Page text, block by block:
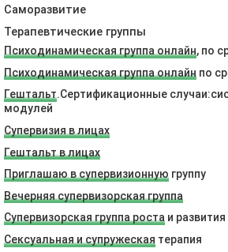
Саморазвитие
Терапевтические группы
Психодинамическая группа онлайн, по
Психодинамическая группа онлайн по
Гештальт.Сертификационные
модулей
Супервизия в лицах
Гештальт в лицах
Приглашаю в супервизионную группу
Вечерняя супервизорская группа
Супервизорская группа роста и
Сексуальная и супружеская терапия